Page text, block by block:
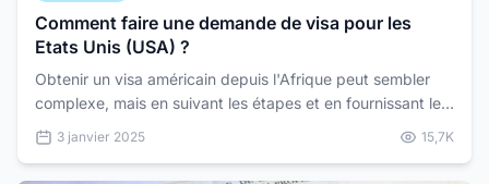
Comment faire une demande de visa pour les
Etats Unis (USA) ?
Obtenir un visa américain depuis l'Afrique peut sembler
complexe, mais en suivant les étapes et en fournissant les
documents requis, le processus peut être simp...
3 janvier 2025 15,7K